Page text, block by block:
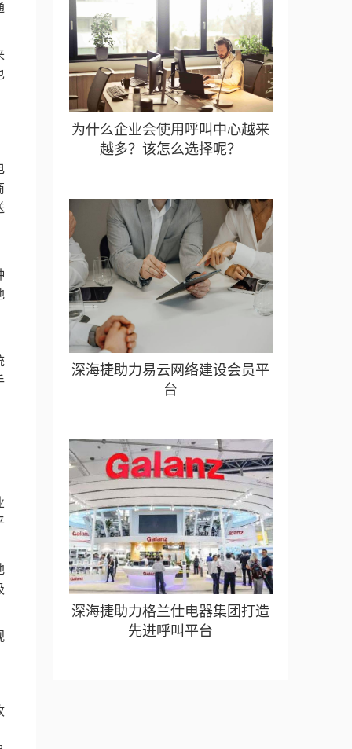
为什么企业会使用呼叫中心越来
越多？该怎么选择呢？
深海捷助力易云网络建设会员平
台
深海捷助力格兰仕电器集团打造
先进呼叫平台